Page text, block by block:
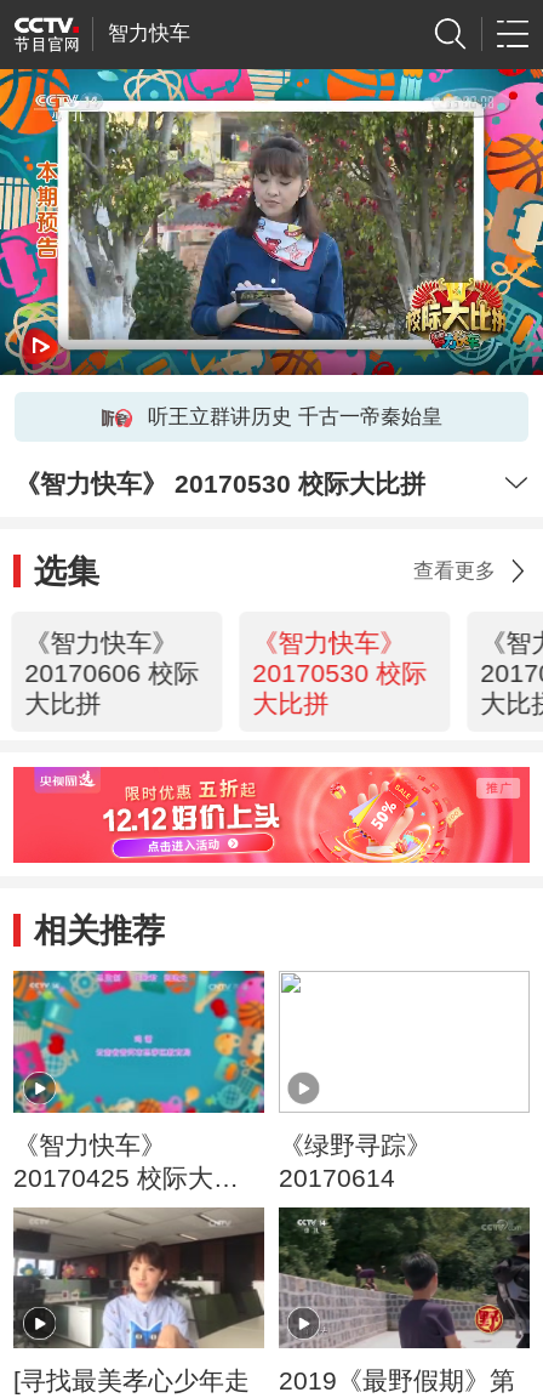
智力快车
听王立群讲历史 千古一帝秦始皇
《智力快车》 20170530 校际大比拼
选集 查看更多
《智力快车》
20170606 校际
大比拼
《智力快车》
20170530 校际
大比拼
《
大比
相关推荐
《智力快车》
20170425 校际大比
拼
《绿野寻踪》
20170614
[寻找最美孝心少年走
2019《最野假期》第